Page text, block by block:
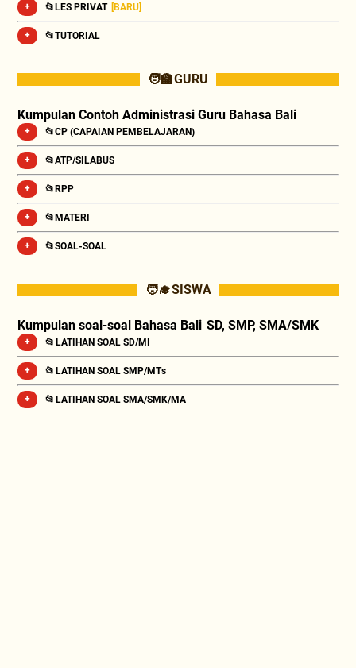
📂LES PRIVAT [BARU]
📂TUTORIAL
🧑‍🏫 GURU
Kumpulan Contoh Administrasi Guru Bahasa Bali
📂CP (CAPAIAN PEMBELAJARAN)
📂ATP/SILABUS
📂RPP
📂MATERI
📂SOAL-SOAL
🧑‍🎓 SISWA
Kumpulan soal-soal Bahasa Bali SD, SMP, SMA/SMK
📂 LATIHAN SOAL SD/MI
📂 LATIHAN SOAL SMP/MTs
📂 LATIHAN SOAL SMA/SMK/MA